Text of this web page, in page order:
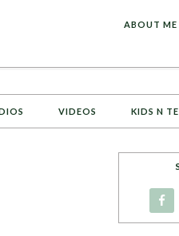
ABOUT ME
VIDEOS KIDS N